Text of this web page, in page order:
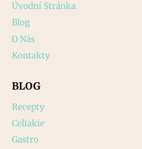
Úvodní Stránka
Blog
O Nás
Kontakty
BLOG
Recepty
Celiakie
Gastro